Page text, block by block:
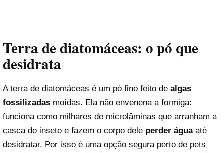
Terra de diatomáceas: o pó que
desidrata
A terra de diatomáceas é um pó fino feito de algas
fossilizadas moídas. Ela não envenena a formiga:
funciona como milhares de microlâminas que arranham a
casca do inseto e fazem o corpo dele perder águaaté
desidratar. Por isso é uma opção segura perto de pets